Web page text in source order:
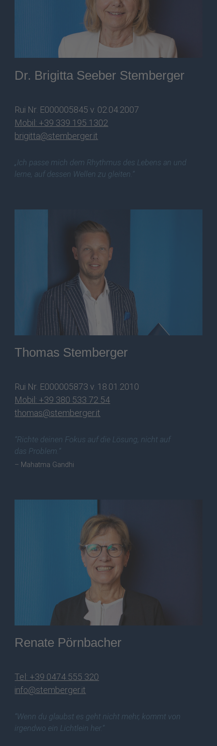
Dr. Brigitta Seeber Stemberger
Rui Nr. E000005845 v. 02.04.2007
Mobil: +39 339 195 1302
brigitta@stemberger.it
„Ich passe mich dem Rhythmus des Lebens an und
lerne, auf dessen Wellen zu gleiten.“
Thomas Stemberger
Rui Nr. E000005873 v. 18.01.2010
Mobil: +39 380 533 72 54
thomas@stemberger.it
“Richte deinen Fokus auf die Lösung, nicht auf
das Problem.“
– Mahatma Gandhi
Renate Pörnbacher
Tel: +39 0474 555 320
info@stemberger.it
“Wenn du glaubst es geht nicht mehr, kommt von
irgendwo ein Lichtlein her.“